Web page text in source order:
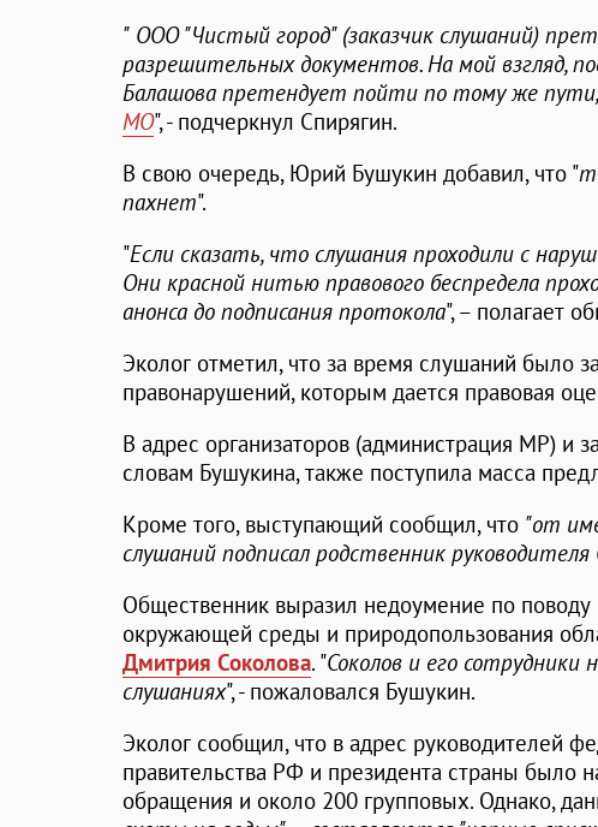
" ООО "Чистый город" (заказчик слушаний)
разрешительных документов. На мой взгляд,
Балашова претендует пойти по тому же
МО", - подчеркнул Спирягин.
В свою очередь, Юрий Бушукин добавил, что "
пахнет".
"Если сказать, что слушания проходили с
Они красной нитью правового беспредела
анонса до подписания протокола", – полагает
Эколог отметил, что за время слушаний было
правонарушений, которым дается правовая
В адрес организаторов (администрация МР) и
словам Бушукина, также поступила масса
Кроме того, выступающий сообщил, что "от
слушаний подписал родственник
Общественник выразил недоумение по
окружающей среды и природопользования
Дмитрия Соколова. "Соколов и его сотрудники
слушаниях", - пожаловался Бушукин.
Эколог сообщил, что в адрес руководителей
правительства РФ и президента страны было
обращения и около 200 групповых. Однако,